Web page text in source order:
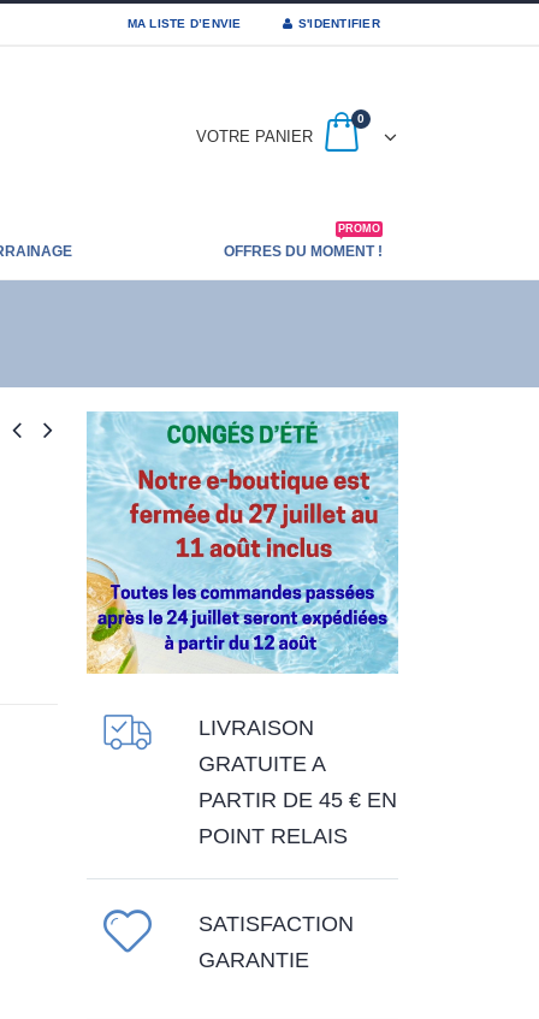
MA LISTE D’ENVIE S'IDENTIFIER
VOTRE PANIER
0
OFFRES DU MOMENT !
PROMO
LIVRAISON
GRATUITE A
PARTIR DE 45 € EN
POINT RELAIS
SATISFACTION
GARANTIE